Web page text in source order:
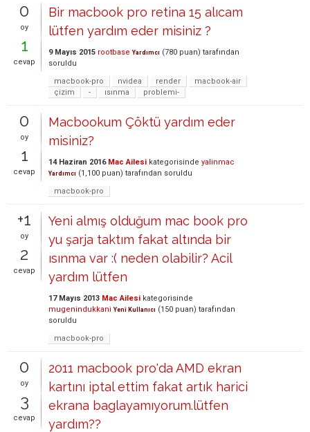
0
oy
1
cevap
Bir macbook pro retina 15 alıcam
lütfen yardım eder misiniz ?
9 Mayıs 2015 rootbase Yardımcı (780 puan) tarafından
soruldu
macbook-pro
nvidea render
macbook-air
çizim
- ısınma problemi-
0
oy
1
cevap
Macbookum Çöktü yardım eder
misiniz?
14 Haziran 2016 Mac Ailesi kategorisinde yalinmac
Yardımcı (1,100 puan) tarafından soruldu
macbook-pro
+1
oy
2
cevap
Yeni almış olduğum mac book pro
yu şarja taktım fakat altında bir
ısınma var :( neden olabilir? Acil
yardım lütfen
17 Mayıs 2013 Mac Ailesi kategorisinde
mugenindukkani Yeni Kullanıcı (150 puan) tarafından
soruldu
macbook-pro
0
oy
3
cevap
2011 macbook pro'da AMD ekran
kartını iptal ettim fakat artık harici
ekrana baglayamıyorum.lütfen
yardım??